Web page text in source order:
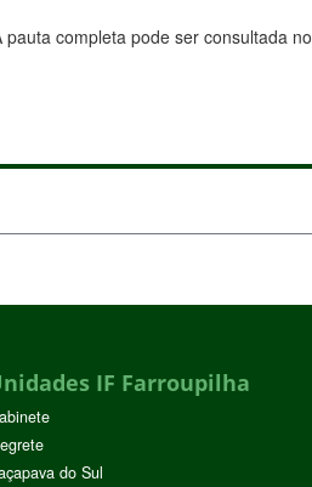
pauta completa pode ser consultada no
IF Farroupilha
do Sul